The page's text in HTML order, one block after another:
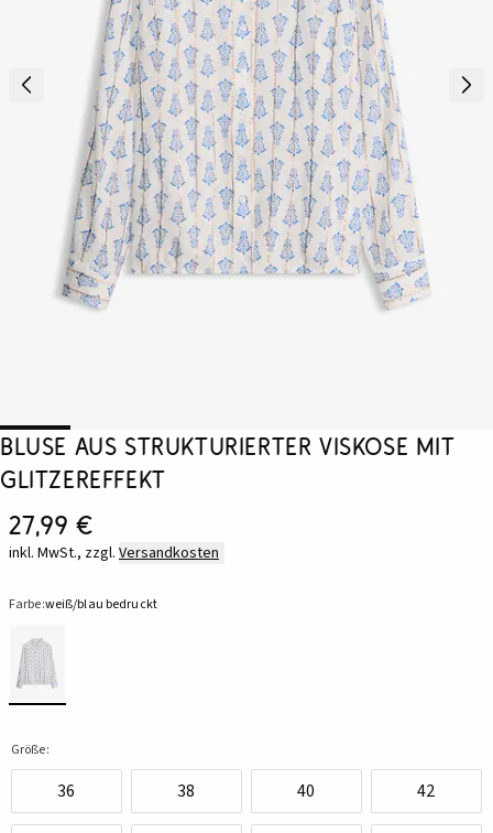
Bluse aus strukturierter Viskose mit
Glitzereffekt
27,99 €
inkl. MwSt., zzgl. Versandkosten
Farbe:weiß/blau bedruckt
Größe:
36 38 40 42